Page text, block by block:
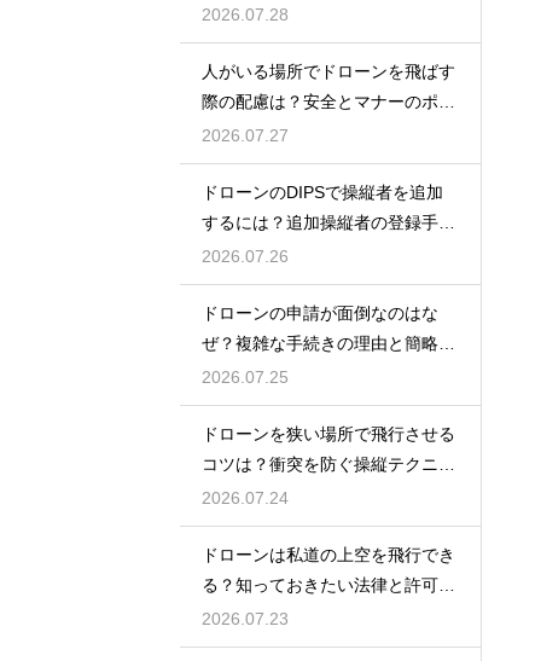
策を解説
2026.07.28
人がいる場所でドローンを飛ばす
際の配慮は？安全とマナーのポイ
ント
2026.07.27
ドローンのDIPSで操縦者を追加
するには？追加操縦者の登録手順
を解説
2026.07.26
ドローンの申請が面倒なのはな
ぜ？複雑な手続きの理由と簡略化
の動向
2026.07.25
ドローンを狭い場所で飛行させる
コツは？衝突を防ぐ操縦テクニッ
クを解説
2026.07.24
ドローンは私道の上空を飛行でき
る？知っておきたい法律と許可の
ルール
2026.07.23